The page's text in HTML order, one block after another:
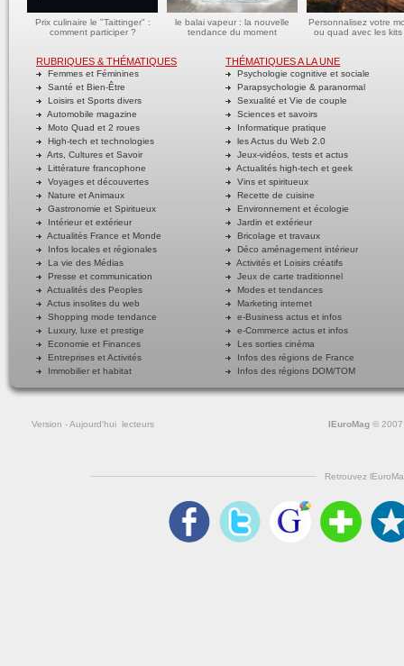
Prix culinaire le "Taittinger" :
comment participer ?
le balai vapeur : la nouvelle
tendance du moment
Personnalisez votre
ou quad avec les
RUBRIQUES & THÉMATIQUES
Femmes et Féminines
Santé et Bien-Être
Loisirs et Sports divers
Automobile magazine
Moto Quad et 2 roues
High-tech et technologies
Arts, Cultures et Savoir
Littérature francophone
Voyages et découvertes
Nature et Animaux
Gastronomie et Spiritueux
Intérieur et extérieur
Actualités France et Monde
Infos locales et régionales
La vie des Médias
Presse et communication
Actualités des Peoples
Actus insolites du web
Shopping mode tendance
Luxury, luxe et prestige
Economie et Finances
Entreprises et Activités
Immobilier et habitat
THÉMATIQUES A LA UNE
Psychologie cognitive et sociale
Parapsychologie & paranormal
Sexualité et Vie de couple
Sciences et savoirs
Informatique pratique
les Actus du Web 2.0
Jeux-vidéos, tests et actus
Actualités high-tech et geek
Vins et spiritueux
Recette de cuisine
Environnement et écologie
Jardin et extérieur
Bricolage et travaux
Déco aménagement intérieur
Activités et Loisirs créatifs
Jeux de carte traditionnel
Modes et tendances
Marketing internet
e-Business actus et infos
e-Commerce actus et infos
Les sorties cinéma
Infos des régions de France
Infos des régions DOM/TOM
Version- Aujourd'hui lecteurs lEuroMag ©
Retrouvez